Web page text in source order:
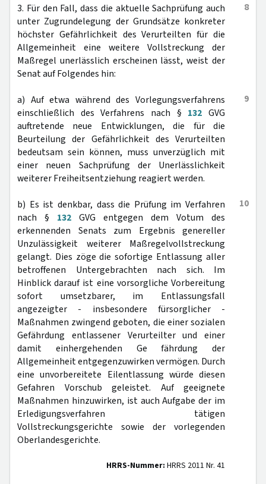
8
3. Für den Fall, dass die aktuelle Sachprüfung auch
unter Zugrundelegung der Grundsätze konkreter
höchster Gefährlichkeit des Verurteilten für die
Allgemeinheit eine weitere Vollstreckung der
Maßregel unerlässlich erscheinen lässt, weist der
Senat auf Folgendes hin:
9
a) Auf etwa während des Vorlegungsverfahrens
einschließlich des Verfahrens nach § 132 GVG
auftretende neue Entwicklungen, die für die
Beurteilung der Gefährlichkeit des Verurteilten
bedeutsam sein können, muss unverzüglich mit
einer neuen Sachprüfung der Unerlässlichkeit
weiterer Freiheitsentziehung reagiert werden.
10
b) Es ist denkbar, dass die Prüfung im Verfahren
nach § 132 GVG entgegen dem Votum des
erkennenden Senats zum Ergebnis genereller
Unzulässigkeit weiterer Maßregelvollstreckung
gelangt. Dies zöge die sofortige Entlassung aller
betroffenen Untergebrachten nach sich. Im
Hinblick darauf ist eine vorsorgliche Vorbereitung
sofort umsetzbarer, im Entlassungsfall
angezeigter - insbesondere fürsorglicher -
Maßnahmen zwingend geboten, die einer sozialen
Gefährdung entlassener Verurteilter und einer
damit einhergehenden Ge fährdung der
Allgemeinheit entgegenzuwirken vermögen. Durch
eine unvorbereitete Eilentlassung würde diesen
Gefahren Vorschub geleistet. Auf geeignete
Maßnahmen hinzuwirken, ist auch Aufgabe der im
Erledigungsverfahren tätigen
Vollstreckungsgerichte sowie der vorlegenden
Oberlandesgerichte.
HRRS-Nummer: HRRS 2011 Nr. 41